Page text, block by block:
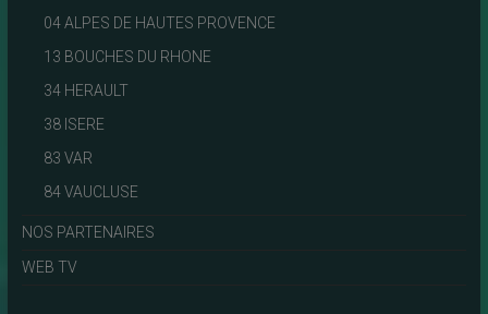
04 ALPES DE HAUTES PROVENCE
13 BOUCHES DU RHONE
34 HERAULT
38 ISERE
83 VAR
84 VAUCLUSE
NOS PARTENAIRES
WEB TV